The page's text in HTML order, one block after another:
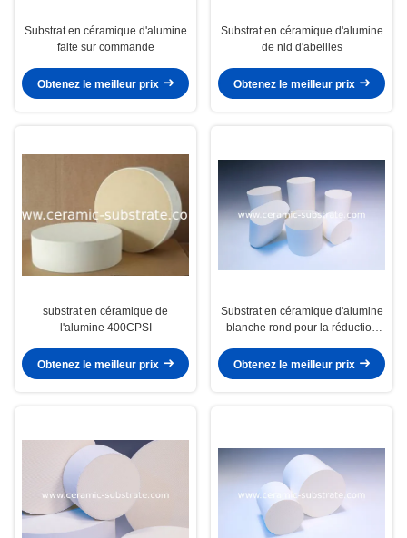
Substrat en céramique d'alumine
faite sur commande
Obtenez le meilleur prix
Substrat en céramique d'alumine
de nid d'abeilles
Obtenez le meilleur prix
substrat en céramique de
l'alumine 400CPSI
Obtenez le meilleur prix
Substrat en céramique d'alumine
blanche rond pour la réduction
Obtenez le meilleur prix